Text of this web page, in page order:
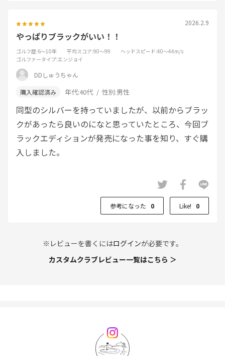
2026.2.9
やっぱりブラックがいい！！
ゴルフ歴:6～10年 平均スコア:90～99 ヘッドスピード:40～44m/s
ゴルファータイプ:エンジョイ
DDしゅうちゃん
年代:40代 性別:男性
同型のシルバーを持っていましたが、以前からブラッ
クがあったら良いのになと思っていたところ、今回ブ
ラックエディションが発売になった事を知り、すぐ購
入しました。
参考になった 0 Like! 0
※レビューを書くにはログインが必要です。
カスタムクラブレビュー一覧はこちら ＞